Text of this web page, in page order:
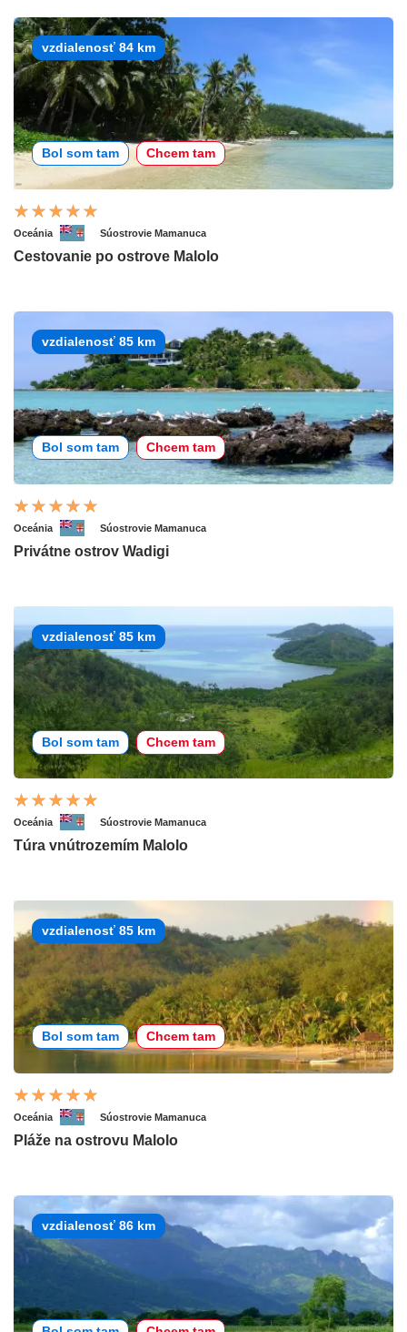
vzdialenosť 84 km
Bol som tam Chcem tam
Oceánia Súostrovie Mamanuca
Cestovanie po ostrove Malolo
vzdialenosť 85 km
Bol som tam Chcem tam
Oceánia Súostrovie Mamanuca
Privátne ostrov Wadigi
vzdialenosť 85 km
Bol som tam Chcem tam
Oceánia Súostrovie Mamanuca
Túra vnútrozemím Malolo
vzdialenosť 85 km
Bol som tam Chcem tam
Oceánia Súostrovie Mamanuca
Pláže na ostrovu Malolo
vzdialenosť 86 km